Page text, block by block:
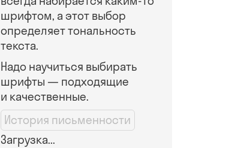
шрифтом, а этот выбор
определяет тональность
текста.
Надо научиться выбирать
шрифты — подходящие
и качественные.
История письменности
Загрузка...